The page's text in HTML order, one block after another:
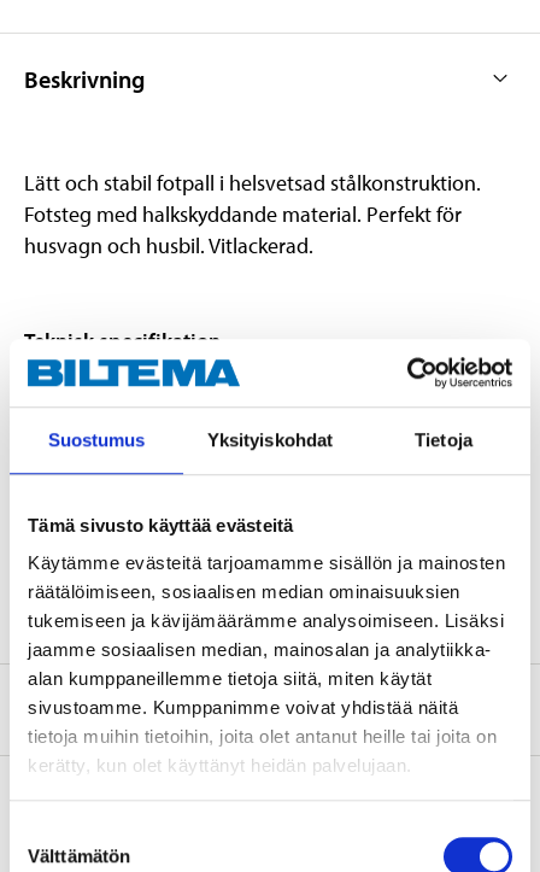
Suostumus Yksityiskohdat Tietoja
Tämä sivusto käyttää evästeitä
Käytämme evästeitä tarjoamamme sisällön ja mainosten
räätälöimiseen, sosiaalisen median ominaisuuksien
tukemiseen ja kävijämäärämme analysoimiseen. Lisäksi
jaamme sosiaalisen median, mainosalan ja analytiikka-
alan kumppaneillemme tietoja siitä, miten käytät
sivustoamme. Kumppanimme voivat yhdistää näitä
tietoja muihin tietoihin, joita olet antanut heille tai joita on
kerätty, kun olet käyttänyt heidän palvelujaan.
valinta
Välttämätön
Beskrivning
Lätt och stabil fotpall i helsvetsad stålkonstruktion.
Fotsteg med halkskyddande material. Perfekt för
husvagn och husbil. Vitlackerad.
Teknisk specifikation
Mått
43 x 52 x 38 cm
Mått
38 x 26 cm (fotsteg)
Max belastning
Material
Stål
Om tillverkaren